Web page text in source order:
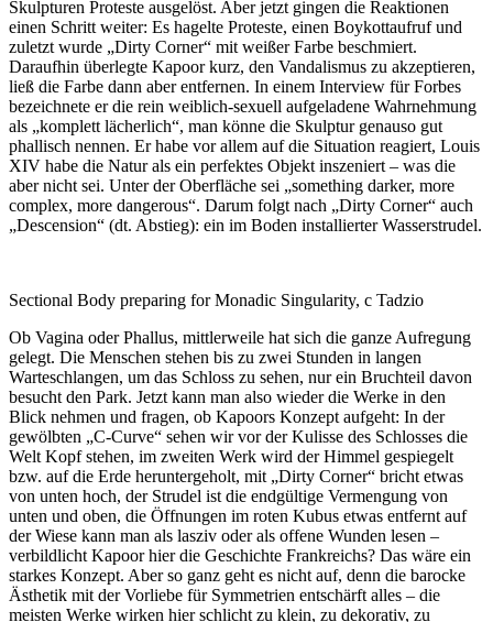
Skulpturen Proteste ausgelöst. Aber jetzt gingen die Reaktionen
einen Schritt weiter: Es hagelte Proteste, einen Boykottaufruf und
zuletzt wurde „Dirty Corner“ mit weißer Farbe beschmiert.
Daraufhin überlegte Kapoor kurz, den Vandalismus zu akzeptieren,
ließ die Farbe dann aber entfernen. In einem Interview für Forbes
bezeichnete er die rein weiblich-sexuell aufgeladene Wahrnehmung
als „komplett lächerlich“, man könne die Skulptur genauso gut
phallisch nennen. Er habe vor allem auf die Situation reagiert, Louis
XIV habe die Natur als ein perfektes Objekt inszeniert – was die
aber nicht sei. Unter der Oberfläche sei „something darker, more
complex, more dangerous“. Darum folgt nach „Dirty Corner“ auch
„Descension“ (dt. Abstieg): ein im Boden installierter Wasserstrudel.
Sectional Body preparing for Monadic Singularity, c Tadzio
Ob Vagina oder Phallus, mittlerweile hat sich die ganze Aufregung
gelegt. Die Menschen stehen bis zu zwei Stunden in langen
Warteschlangen, um das Schloss zu sehen, nur ein Bruchteil davon
besucht den Park. Jetzt kann man also wieder die Werke in den
Blick nehmen und fragen, ob Kapoors Konzept aufgeht: In der
gewölbten „C-Curve“ sehen wir vor der Kulisse des Schlosses die
Welt Kopf stehen, im zweiten Werk wird der Himmel gespiegelt
bzw. auf die Erde heruntergeholt, mit „Dirty Corner“ bricht etwas
von unten hoch, der Strudel ist die endgültige Vermengung von
unten und oben, die Öffnungen im roten Kubus etwas entfernt auf
der Wiese kann man als lasziv oder als offene Wunden lesen –
verbildlicht Kapoor hier die Geschichte Frankreichs? Das wäre ein
starkes Konzept. Aber so ganz geht es nicht auf, denn die barocke
Ästhetik mit der Vorliebe für Symmetrien entschärft alles – die
meisten Werke wirken hier schlicht zu klein, zu dekorativ, zu